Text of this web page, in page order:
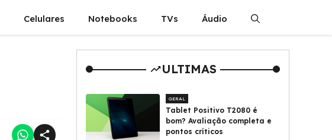
Celulares Notebooks TVs Áudio
ULTIMAS
GERAL
Tablet Positivo T2080 é
bom? Avaliação completa e
pontos críticos